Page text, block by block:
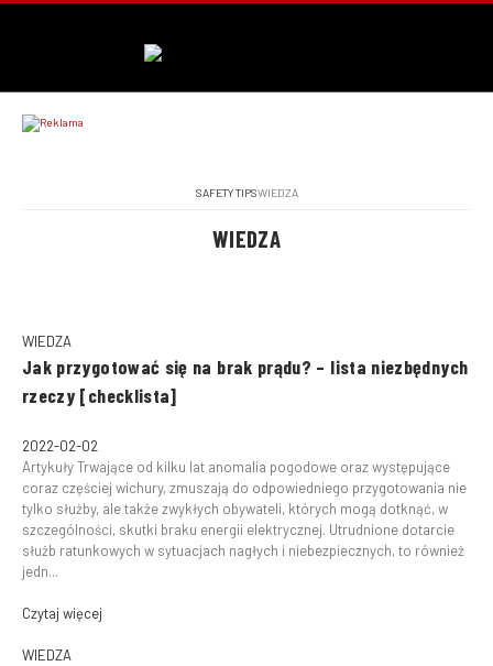
SAFETY TIPSWIEDZA
WIEDZA
WIEDZA
Jak przygotować się na brak prądu? – lista niezbędnych
rzeczy [checklista]
2022-02-02
Artykuły Trwające od kilku lat anomalia pogodowe oraz występujące
coraz częściej wichury, zmuszają do odpowiedniego przygotowania nie
tylko służby, ale także zwykłych obywateli, których mogą dotknąć, w
szczególności, skutki braku energii elektrycznej. Utrudnione dotarcie
służb ratunkowych w sytuacjach nagłych i niebezpiecznych, to również
jedn...
Czytaj więcej
WIEDZA